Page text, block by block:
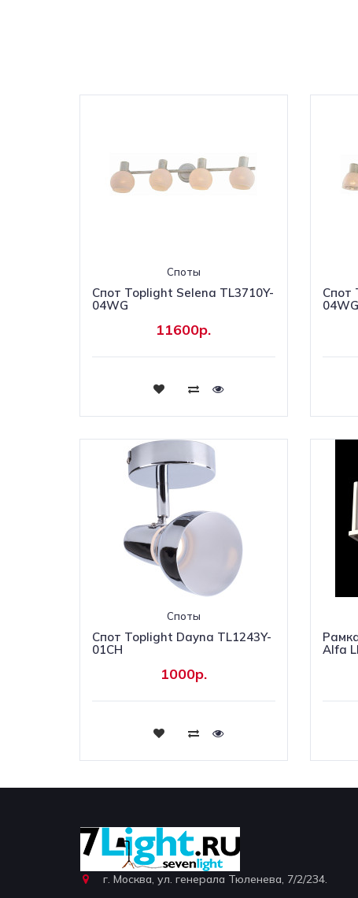
Споты
Спот Toplight Selena TL3710Y-
04WG
11600р.
Купить
Спот
04WG
Споты
Спот Toplight Dayna TL1243Y-
01CH
1000р.
Купить
Alfa
г. Москва, ул. генерала Тюленева, 7/2/234.